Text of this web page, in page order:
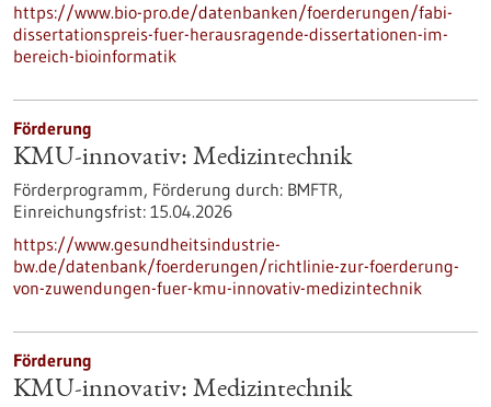
https://www.bio-pro.de/datenbanken/foerderungen/fabi-
dissertationspreis-fuer-herausragende-dissertationen-im-
bereich-bioinformatik
Förderung
KMU-innovativ: Medizintechnik
Förderprogramm, Förderung durch: BMFTR,
Einreichungsfrist: 15.04.2026
https://www.gesundheitsindustrie-
bw.de/datenbank/foerderungen/richtlinie-zur-foerderung-
von-zuwendungen-fuer-kmu-innovativ-medizintechnik
Förderung
KMU-innovativ: Medizintechnik